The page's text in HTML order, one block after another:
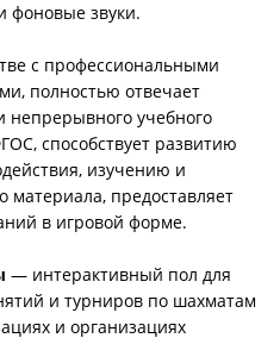
фоновые звуки.
с профессиональными
полностью отвечает
непрерывного учебного
способствует развитию
изучению и
материала, предоставляет
в игровой форме.
— интерактивный пол для
и турниров по шахматам
и организациях